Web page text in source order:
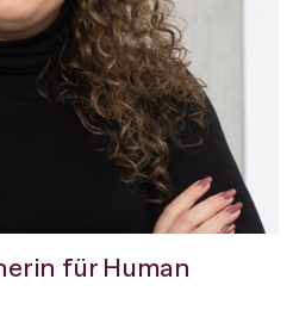
für Human